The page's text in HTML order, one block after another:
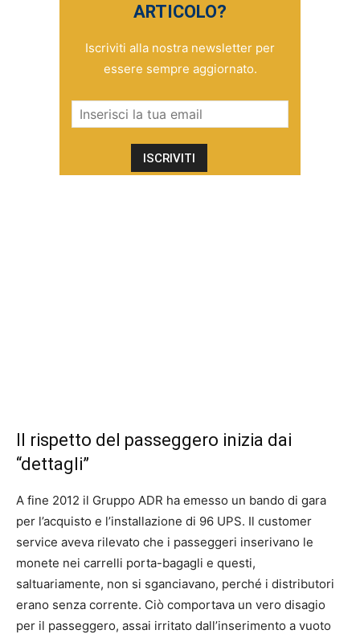
ARTICOLO?
Iscriviti alla nostra newsletter per
essere sempre aggiornato.
Il rispetto del passeggero inizia dai
“dettagli”
A fine 2012 il Gruppo ADR ha emesso un bando di gara
per l’acquisto e l’installazione di 96 UPS. Il customer
service aveva rilevato che i passeggeri inserivano le
monete nei carrelli porta-bagagli e questi,
saltuariamente, non si sganciavano, perché i distributori
erano senza corrente. Ciò comportava un vero disagio
per il passeggero, assai irritato dall’inserimento a vuoto